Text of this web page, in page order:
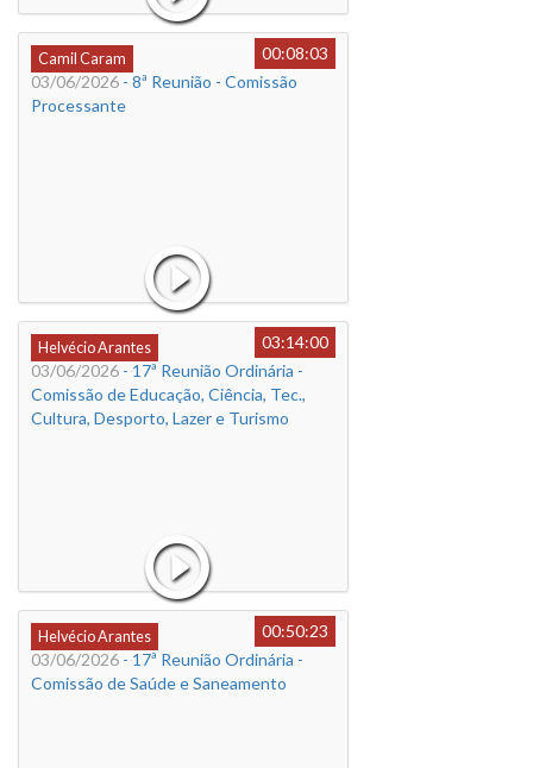
Camil Caram
00:08:03
03/06/2026 - 8ª Reunião - Comissão
Processante
Helvécio Arantes
03:14:00
03/06/2026 - 17ª Reunião Ordinária -
Comissão de Educação, Ciência, Tec.,
Cultura, Desporto, Lazer e Turismo
Helvécio Arantes
00:50:23
03/06/2026 - 17ª Reunião Ordinária -
Comissão de Saúde e Saneamento